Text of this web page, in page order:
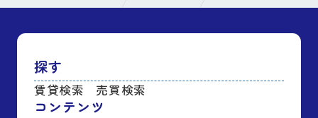
探す
賃貸検索 売買検索
コンテンツ